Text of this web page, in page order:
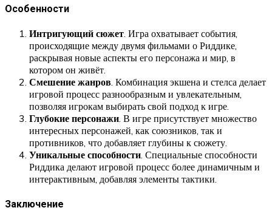
Особенности
Интригующий сюжет. Игра охватывает события,
происходящие между двумя фильмами о Риддике,
раскрывая новые аспекты его персонажа и мир, в
котором он живёт.
Смешение жанров. Комбинация экшена и стелса делает
игровой процесс разнообразным и увлекательным,
позволяя игрокам выбирать свой подход к игре.
Глубокие персонажи. В игре присутствует множество
интересных персонажей, как союзников, так и
противников, что добавляет глубины к сюжету.
Уникальные способности. Специальные способности
Риддика делают игровой процесс более динамичным и
интерактивным, добавляя элементы тактики.
Заключение